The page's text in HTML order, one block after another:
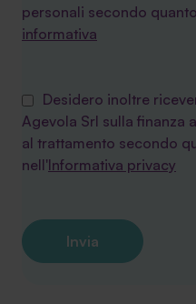
personali secondo
informativa
Desidero inoltre
Agevola Srl sulla finanza
al trattamento secondo
nell'Informativa privacy